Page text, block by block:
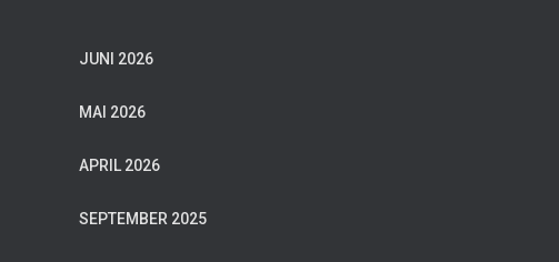
JUNI 2026
MAI 2026
APRIL 2026
SEPTEMBER 2025